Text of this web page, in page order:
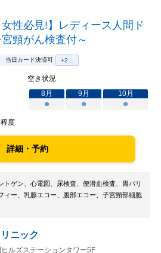
性必見!】レディース人間ド
頸がん検査付～
当日カード決済可 +2...
空き状況
8月 9月 10月
○
○ ○
度
詳細・予約
トゲン、心電図、尿検査、便潜血検査、胃バリ
ィー、乳腺エコー、腹部エコー、子宮頸部細胞
ニック
ルズステーションタワー5F